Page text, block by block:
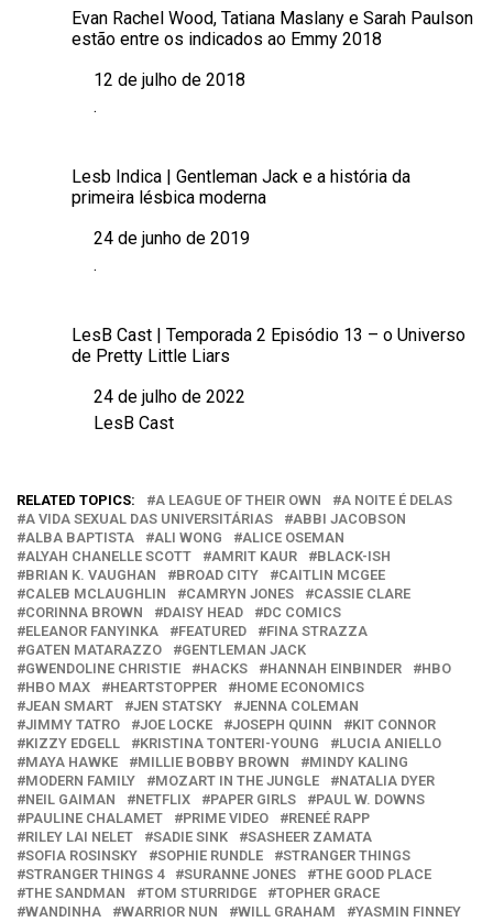
Evan Rachel Wood, Tatiana Maslany e Sarah Paulson
estão entre os indicados ao Emmy 2018
Data12 de julho de 2018
Em relação a
.
Lesb Indica | Gentleman Jack e a história da
primeira lésbica moderna
Data
24 de junho de 2019
Em relação a
.
LesB Cast | Temporada 2 Episódio 13 – o Universo
de Pretty Little Liars
Data
24 de julho de 2022
Em relação a
LesB Cast
RELATED TOPICS: A LEAGUE OF THEIR OWN
A NOITE É DELAS
A VIDA SEXUAL DAS UNIVERSITÁRIAS
ABBI JACOBSON
ALBA BAPTISTA
ALI WONG
ALICE OSEMAN
ALYAH CHANELLE SCOTT
AMRIT KAUR
BLACK-ISH
BRIAN K. VAUGHAN
BROAD CITY
CAITLIN MCGEE
CALEB MCLAUGHLIN
CAMRYN JONES
CASSIE CLARE
CORINNA BROWN
DAISY HEAD
DC COMICS
ELEANOR FANYINKA
FEATURED
FINA STRAZZA
GATEN MATARAZZO
GENTLEMAN JACK
GWENDOLINE CHRISTIE
HACKS HANNAH EINBINDER
HBO
HBO MAX
HEARTSTOPPER
HOME ECONOMICS
JEAN SMART
JEN STATSKY
JENNA COLEMAN
JIMMY TATRO
JOE LOCKE JOSEPH QUINN
KIT CONNOR
KIZZY EDGELL
KRISTINA TONTERI-YOUNG
LUCIA ANIELLO
MAYA HAWKE
MILLIE BOBBY BROWN
MINDY KALING
MODERN FAMILY
MOZART IN THE JUNGLE
NATALIA DYER
NEIL GAIMAN
NETFLIX PAPER GIRLS
PAUL W. DOWNS
PAULINE CHALAMET
PRIME VIDEO
RENEÉ RAPP
RILEY LAI NELET
SADIE SINK
SASHEER ZAMATA
SOFIA ROSINSKY
SOPHIE RUNDLE
STRANGER THINGS
STRANGER THINGS 4
SURANNE JONES
THE GOOD PLACE
THE SANDMAN
TOM STURRIDGE
TOPHER GRACE
WANDINHA
WARRIOR NUN WILL GRAHAM YASMIN FINNEY